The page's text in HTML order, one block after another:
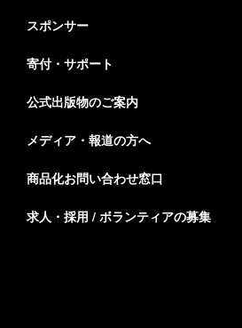
スポンサー
寄付・サポート
公式出版物のご案内
メディア・報道の方へ
商品化お問い合わせ窓口
求人・採用 / ボランティアの募集